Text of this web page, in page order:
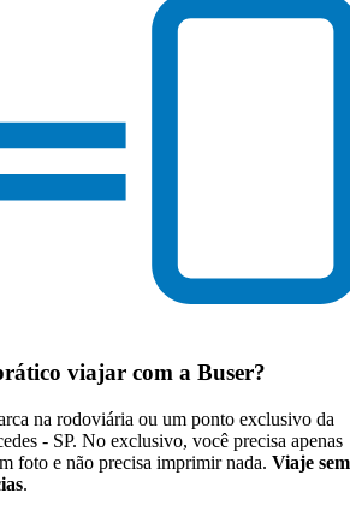
viajar com a Buser?
na rodoviária ou um ponto exclusivo da
- SP. No exclusivo, você precisa apenas
foto e não precisa imprimir nada. Viaje sem
.